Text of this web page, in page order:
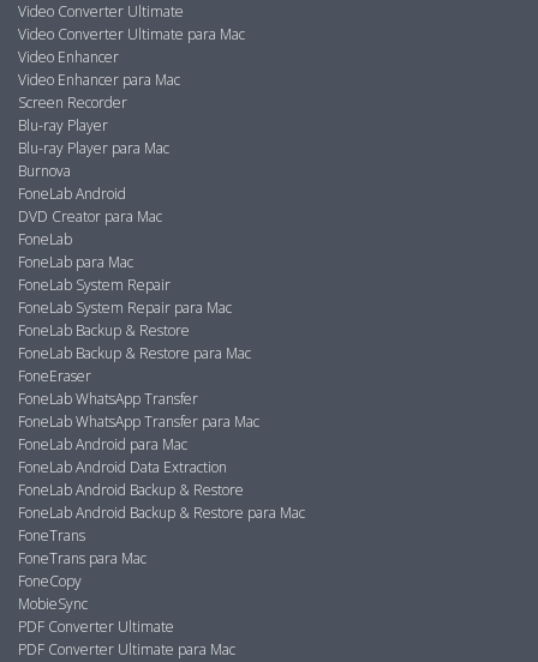
Video Converter Ultimate
Video Converter Ultimate para Mac
Video Enhancer
Video Enhancer para Mac
Screen Recorder
Blu-ray Player
Blu-ray Player para Mac
Burnova
FoneLab Android
DVD Creator para Mac
FoneLab
FoneLab para Mac
FoneLab System Repair
FoneLab System Repair para Mac
FoneLab Backup & Restore
FoneLab Backup & Restore para Mac
FoneEraser
FoneLab WhatsApp Transfer
FoneLab WhatsApp Transfer para Mac
FoneLab Android para Mac
FoneLab Android Data Extraction
FoneLab Android Backup & Restore
FoneLab Android Backup & Restore para Mac
FoneTrans
FoneTrans para Mac
FoneCopy
MobieSync
PDF Converter Ultimate
PDF Converter Ultimate para Mac